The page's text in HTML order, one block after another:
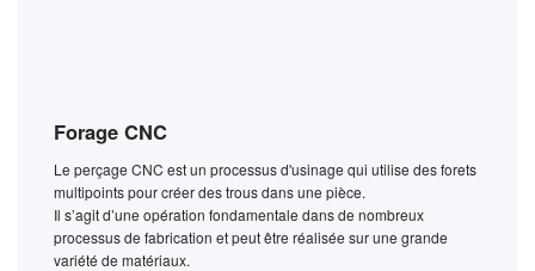
Forage CNC
Le perçage CNC est un processus d'usinage qui utilise des forets
multipoints pour créer des trous dans une pièce.
Il s’agit d’une opération fondamentale dans de nombreux
processus de fabrication et peut être réalisée sur une grande
variété de matériaux.